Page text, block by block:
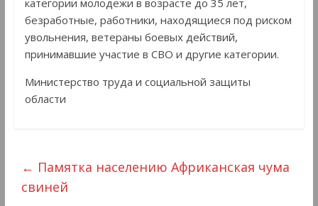
безработные, работники, находящиеся под риском
увольнения, ветераны боевых действий,
принимавшие участие в СВО и другие категории.
Министерство труда и социальной защиты
области
← Памятка населению Африканская чума
свиней